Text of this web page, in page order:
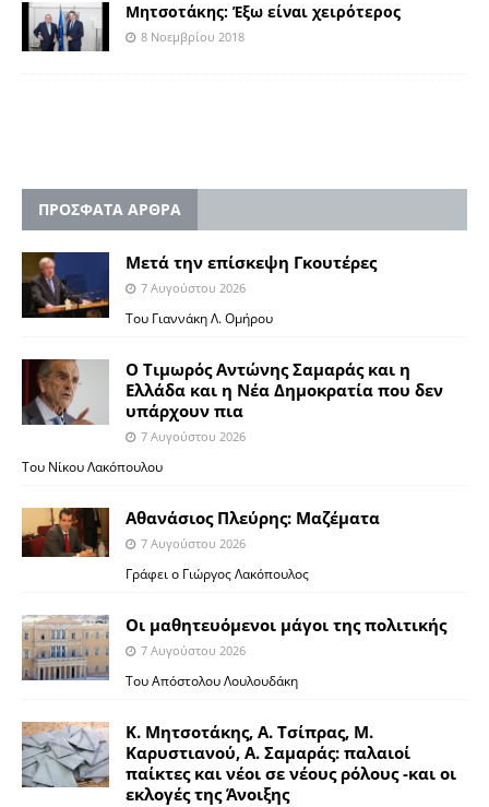
Μητσοτάκης: Έξω είναι χειρότερος
8 Νοεμβρίου 2018
ΠΡΟΣΦΑΤΑ ΑΡΘΡΑ
Μετά την επίσκεψη Γκουτέρες
7 Αυγούστου 2026
Του Γιαννάκη Λ. Ομήρου
Ο Τιμωρός Αντώνης Σαμαράς και η
Ελλάδα και η Νέα Δημοκρατία που δεν
υπάρχουν πια
7 Αυγούστου 2026
Του Νίκου Λακόπουλου
Αθανάσιος Πλεύρης: Μαζέματα
7 Αυγούστου 2026
Γράφει ο Γιώργος Λακόπουλος
Οι μαθητευόμενοι μάγοι της πολιτικής
7 Αυγούστου 2026
Του Απόστολου Λουλουδάκη
Κ. Μητσοτάκης, Α. Τσίπρας, Μ.
Καρυστιανού, Α. Σαμαράς: παλαιοί
παίκτες και νέοι σε νέους ρόλους -και οι
εκλογές της Άνοιξης